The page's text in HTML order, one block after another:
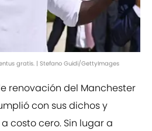
gratis. | Stefano Guidi/GettyImages
renovación del Manchester
con sus dichos y
a costo cero. Sin lugar a